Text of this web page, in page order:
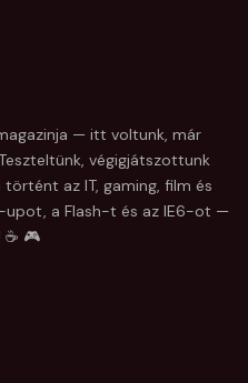
— itt voltunk, már
végigjátszottunk
az IT, gaming, film és
upot, a Flash-t és az IE6-ot —
🎮